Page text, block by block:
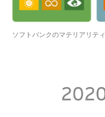
ソフトバンクのマテリアリティ